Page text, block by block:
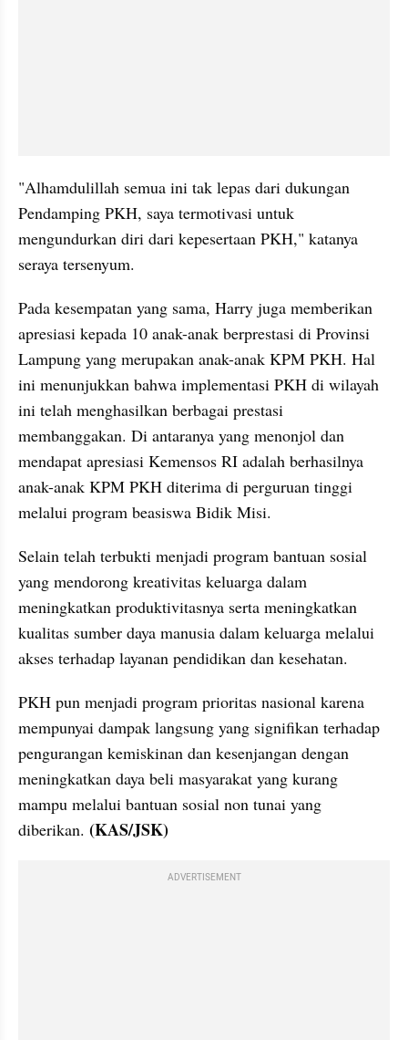
"Alhamdulillah semua ini tak lepas dari dukungan
Pendamping PKH, saya termotivasi untuk
mengundurkan diri dari kepesertaan PKH," katanya
seraya tersenyum.
Pada kesempatan yang sama, Harry juga memberikan
apresiasi kepada 10 anak-anak berprestasi di Provinsi
Lampung yang merupakan anak-anak KPM PKH. Hal
ini menunjukkan bahwa implementasi PKH di wilayah
ini telah menghasilkan berbagai prestasi
membanggakan. Di antaranya yang menonjol dan
mendapat apresiasi Kemensos RI adalah berhasilnya
anak-anak KPM PKH diterima di perguruan tinggi
melalui program beasiswa Bidik Misi.
Selain telah terbukti menjadi program bantuan sosial
yang mendorong kreativitas keluarga dalam
meningkatkan produktivitasnya serta meningkatkan
kualitas sumber daya manusia dalam keluarga melalui
akses terhadap layanan pendidikan dan kesehatan.
PKH pun menjadi program prioritas nasional karena
mempunyai dampak langsung yang signifikan terhadap
pengurangan kemiskinan dan kesenjangan dengan
meningkatkan daya beli masyarakat yang kurang
mampu melalui bantuan sosial non tunai yang
diberikan. (KAS/JSK)
ADVERTISEMENT